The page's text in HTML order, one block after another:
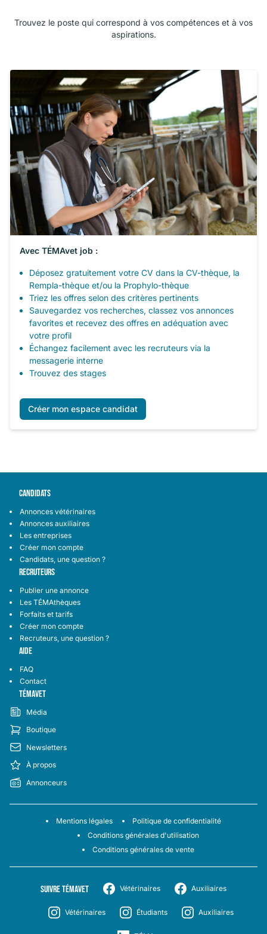
Trouvez le poste qui correspond à vos compétences et à vos
aspirations.
Avec TÉMAvet job :
Déposez gratuitement votre CV dans la CV-thèque, la
Rempla-thèque et/ou la Prophylo-thèque
Triez les offres selon des critères pertinents
Sauvegardez vos recherches, classez vos annonces
favorites et recevez des offres en adéquation avec
votre profil
Échangez facilement avec les recruteurs via la
messagerie interne
Trouvez des stages
Créer mon espace candidat
CANDIDATS
Annonces vétérinaires
Annonces auxiliaires
Les entreprises
Créer mon compte
Candidats, une question ?
RECRUTEURS
Publier une annonce
Les TÉMAthèques
Forfaits et tarifs
Créer mon compte
Recruteurs, une question ?
AIDE
FAQ
Contact
TÉMAVET
Média
Boutique
Newsletters
À propos
Annonceurs
Mentions légales
Politique de confidentialité
Conditions générales d'utilisation
Conditions générales de vente
SUIVRE TÉMAVET Vétérinaires Auxiliaires
Vétérinaires Étudiants Auxiliaires